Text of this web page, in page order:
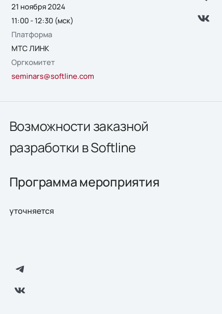
21 ноября 2024
11:00 - 12:30 (мск)
Платформа
МТС ЛИНК
Оргкомитет
seminars@softline.com
Возможности заказной
разработки в Softline
Программа мероприятия
уточняется